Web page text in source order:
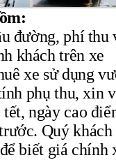
đường, phí thu
khách trên xe
xe sử dụng
phụ thu, xin
ngày cao
Quý
biết giá chính